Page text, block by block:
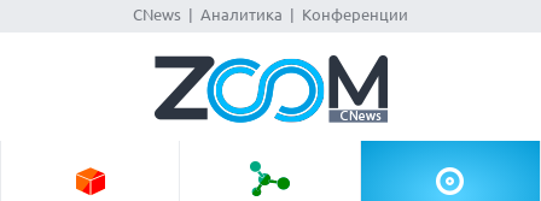
CNews Аналитика Конференции